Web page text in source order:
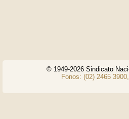
© 1949-2026 Sindicato
Fonos: (02) 2465